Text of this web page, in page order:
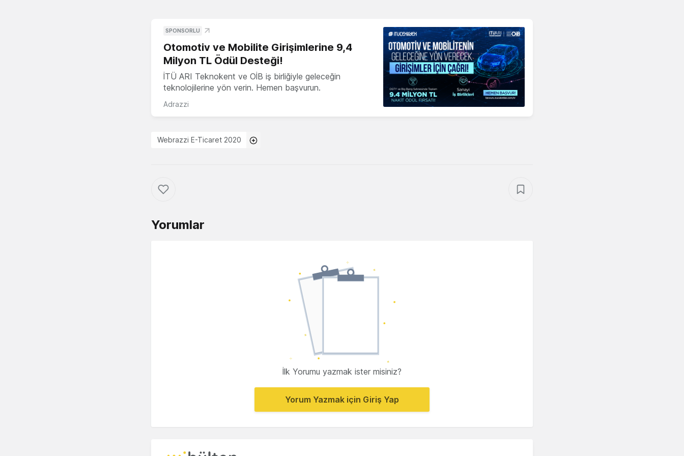
SPONSORLU
Otomotiv ve Mobilite Girişimlerine 9,4
Milyon TL Ödül Desteği!
İTÜ ARI Teknokent ve OİB iş birliğiyle geleceğin
teknolojilerine yön verin. Hemen başvurun.
Adrazzi
Webrazzi E-Ticaret 2020
Yorumlar
İlk Yorumu yazmak ister misiniz?
Yorum Yazmak için Giriş Yap